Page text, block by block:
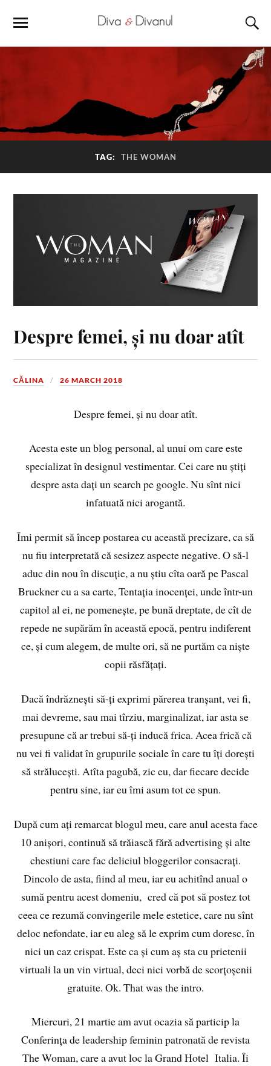
TAG: THE WOMAN
Despre femei, și nu doar atît
CĂLINA 26 MARCH 2018
Despre femei, și nu doar atît.
Acesta este un blog personal, al unui om care este
specializat în designul vestimentar. Cei care nu știți
despre asta dați un search pe google. Nu sînt nici
infatuată nici arogantă.
Îmi permit să încep postarea cu această precizare, ca să
nu fiu interpretată că sesizez aspecte negative. O să-l
aduc din nou în discuție, a nu știu cîta oară pe Pascal
Bruckner cu a sa carte, Tentația inocenței, unde într-un
capitol al ei, ne pomenește, pe bună dreptate, de cît de
repede ne supărăm în această epocă, pentru indiferent
ce, și cum alegem, de multe ori, să ne purtăm ca niște
copii răsfățați.
Dacă îndrăznești să-ți exprimi părerea tranșant, vei fi,
mai devreme, sau mai tîrziu, marginalizat, iar asta se
presupune că ar trebui să-ți inducă frica. Acea frică că
nu vei fi validat în grupurile sociale în care tu îți dorești
să strălucești. Atîta pagubă, zic eu, dar fiecare decide
pentru sine, iar eu îmi asum tot ce spun.
După cum ați remarcat blogul meu, care anul acesta face
10 anișori, continuă să trăiască fără advertising și alte
chestiuni care fac deliciul bloggerilor consacrați.
Dincolo de asta, fiind al meu, iar eu achitînd anual o
sumă pentru acest domeniu, cred că pot să postez tot
ceea ce rezumă convingerile mele estetice, care nu sînt
deloc nefondate, iar eu aleg să le exprim cum doresc, în
nici un caz crispat. Este ca și cum aș sta cu prietenii
virtuali la un vin virtual, deci nici vorbă de scorțoșenii
gratuite. Ok. That was the intro.
Miercuri, 21 martie am avut ocazia să particip la
Conferința de leadership feminin patronată de revista
The Woman, care a avut loc la Grand Hotel Italia. Îi